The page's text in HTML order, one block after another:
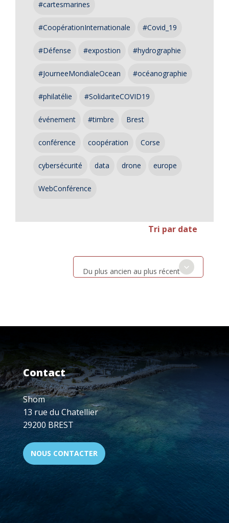
#cartesmarines
#CoopérationInternationale #Covid_19
#Défense #expostion #hydrographie
#JourneeMondialeOcean #océanographie
#philatélie #SolidariteCOVID19
événement #timbre Brest
conférence coopération Corse
cybersécurité data drone europe
WebConférence
Tri par date
Du plus ancien au plus récent
Contact
Shom
13 rue du Chatellier
29200 BREST
NOUS CONTACTER